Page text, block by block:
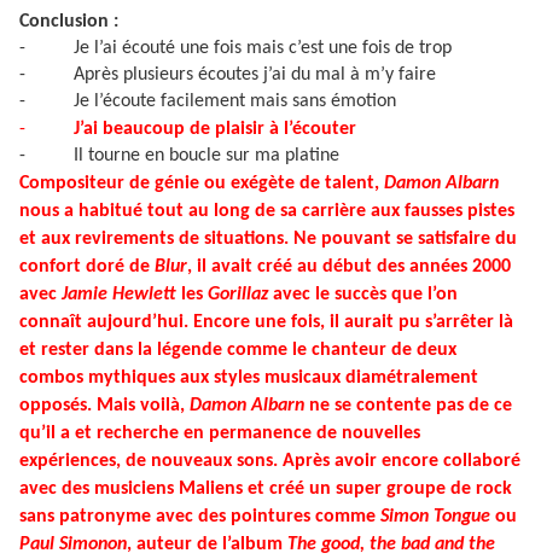
Conclusion :
-
Je l’ai écouté une fois mais c’est une fois de trop
-
Après plusieurs écoutes j’ai du mal à m’y faire
-
Je l’écoute facilement mais sans émotion
-
J’ai beaucoup de plaisir à l’écouter
-
Il tourne en boucle sur ma platine
Compositeur de génie ou exégète de talent, Damon Albarn
nous a habitué tout au long de sa carrière aux fausses pistes
et aux revirements de situations. Ne pouvant se satisfaire du
confort doré de Blur, il avait créé au début des années 2000
avecJamie Hewlett les Gorillazavec le succès que l’on
connaît aujourd’hui. Encore une fois, il aurait pu s’arrêter là
et rester dans la légende comme le chanteur de deux
combos mythiques aux styles musicaux diamétralement
opposés. Mais voilà, Damon Albarn ne se contente pas de ce
qu’il a et recherche en permanence de nouvelles
expériences, de nouveaux sons. Après avoir encore collaboré
avec des musiciens Maliens et créé un super groupe de rock
sans patronyme avec des pointures comme Simon Tongue ou
Paul Simonon, auteur de l’album The good, the bad and the